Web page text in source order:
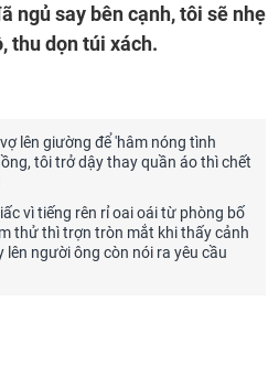
ngủ say bên cạnh, tôi sẽ nhẹ
thu dọn túi xách.
lên giường để 'hâm nóng tình
tôi trở dậy thay quần áo thì chết
vì tiếng rên rỉ oai oái từ phòng bố
thử thì trợn tròn mắt khi thấy cảnh
người ông còn nói ra yêu cầu